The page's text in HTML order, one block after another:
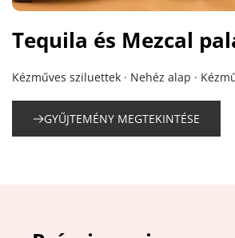
Tequila és Mezcal
Kézműves sziluettek · Nehéz alap ·
GYŰJTEMÉNY MEGTEKINTÉSE